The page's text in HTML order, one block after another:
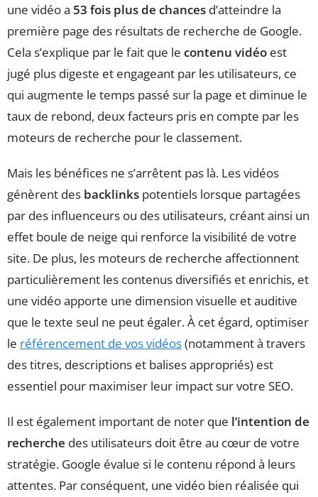
une vidéo a 53 fois plus de chances d’atteindre la
première page des résultats de recherche de Google.
Cela s’explique par le fait que le contenu vidéo est
jugé plus digeste et engageant par les utilisateurs, ce
qui augmente le temps passé sur la page et diminue le
taux de rebond, deux facteurs pris en compte par les
moteurs de recherche pour le classement.
Mais les bénéfices ne s’arrêtent pas là. Les vidéos
génèrent des backlinks potentiels lorsque partagées
par des influenceurs ou des utilisateurs, créant ainsi un
effet boule de neige qui renforce la visibilité de votre
site. De plus, les moteurs de recherche affectionnent
particulièrement les contenus diversifiés et enrichis, et
une vidéo apporte une dimension visuelle et auditive
que le texte seul ne peut égaler. À cet égard, optimiser
le référencement de vos vidéos(notamment à travers
des titres, descriptions et balises appropriés) est
essentiel pour maximiser leur impact sur votre SEO.
Il est également important de noter que l’intention de
recherche des utilisateurs doit être au cœur de votre
stratégie. Google évalue si le contenu répond à leurs
attentes. Par conséquent, une vidéo bien réalisée qui